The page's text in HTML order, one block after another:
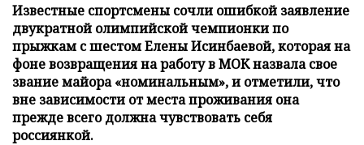
Известные спортсмены сочли ошибкой заявление
двукратной олимпийской чемпионки по
прыжкам с шестом Елены Исинбаевой, которая на
фоне возвращения на работу в МОК назвала свое
звание майора «номинальным», и отметили, что
вне зависимости от места проживания она
прежде всего должна чувствовать себя
россиянкой.